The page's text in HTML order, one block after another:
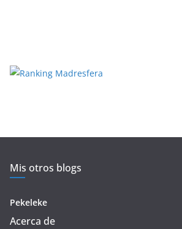
Mis otros blogs
Pekeleke
Acerca de